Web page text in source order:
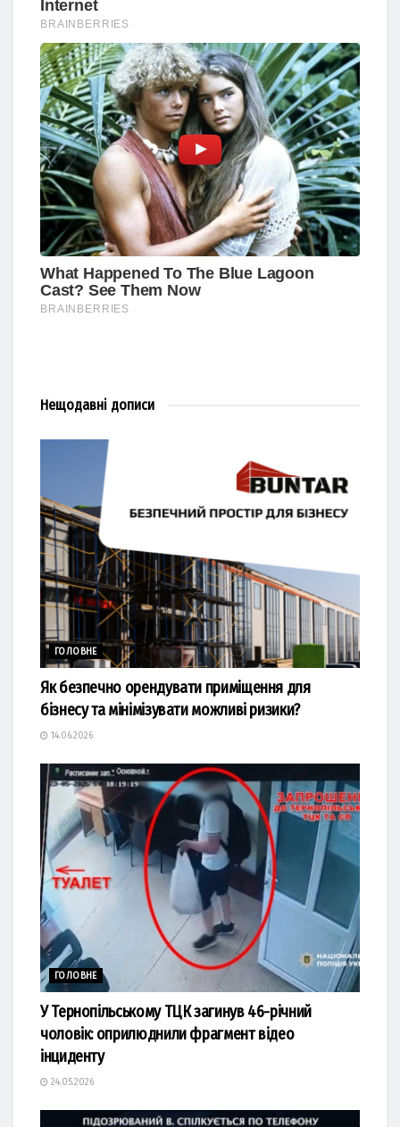
Нещодавні дописи
ГОЛОВНЕ
Як безпечно орендувати приміщення для
бізнесу та мінімізувати можливі ризики?
14.06.2026
ГОЛОВНЕ
У Тернопільському ТЦК загинув 46-річний
чоловік: оприлюднили фрагмент відео
інциденту
24.05.2026